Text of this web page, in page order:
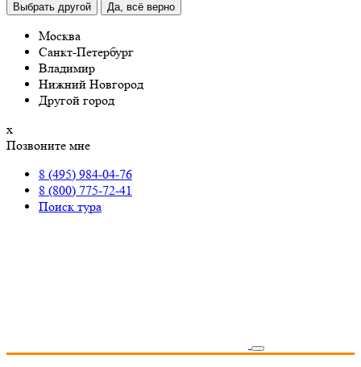
Выбрать другой Да, всё верно
Москва
Санкт-Петербург
Владимир
Нижний Новгород
Другой город
х
Позвоните мне
8 (495) 984-04-76
8 (800) 775-72-41
Поиск тура